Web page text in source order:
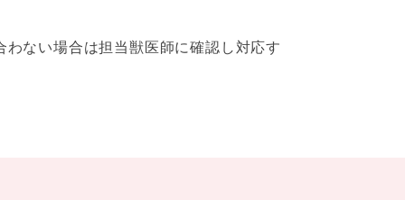
ない場合は担当獣医師に確認し対応す